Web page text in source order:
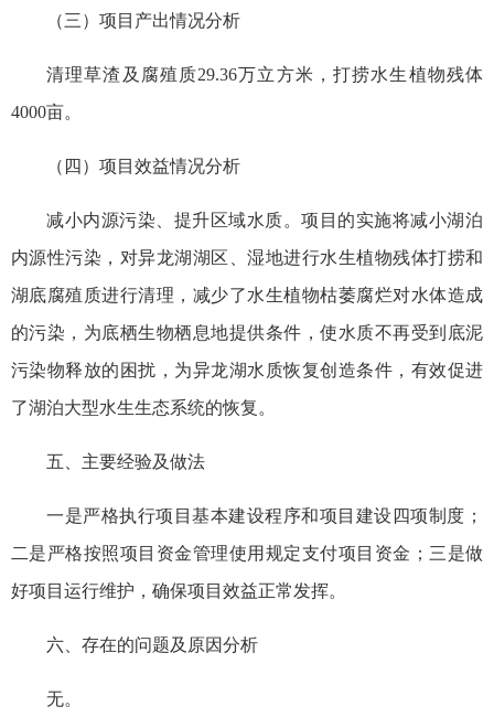
（三）项目产出情况分析
清理草渣及腐殖质29.36万立方米，打捞水生植物残体
4000亩。
（四）项目效益情况分析
减小内源污染、提升区域水质。项目的实施将减小湖泊
内源性污染，对异龙湖湖区、湿地进行水生植物残体打捞和
湖底腐殖质进行清理，减少了水生植物枯萎腐烂对水体造成
的污染，为底栖生物栖息地提供条件，使水质不再受到底泥
污染物释放的困扰，为异龙湖水质恢复创造条件，有效促进
了湖泊大型水生生态系统的恢复。
五、主要经验及做法
一是严格执行项目基本建设程序和项目建设四项制度；
二是严格按照项目资金管理使用规定支付项目资金；三是做
好项目运行维护，确保项目效益正常发挥。
六、存在的问题及原因分析
无。